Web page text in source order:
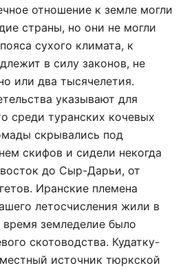
отношение к земле могли
страны, но они не могли
сухого климата, к
в силу законов, не
или два тысячелетия.
указывают для
среди туранских кочевых
скрывались под
скифов и сидели некогда
до Сыр-Дарьи, от
Иранские племена
летосчисления жили в
время земледелие было
скотоводства. Кудатку-
источник тюркской